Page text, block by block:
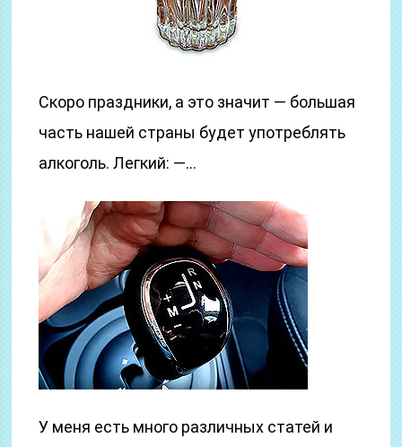
Скоро праздники, а это значит — большая
часть нашей страны будет употреблять
алкоголь. Легкий: —…
У меня есть много различных статей и